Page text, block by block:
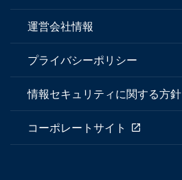
運営会社情報
プライバシーポリシー
情報セキュリティに関する方針
コーポレートサイト